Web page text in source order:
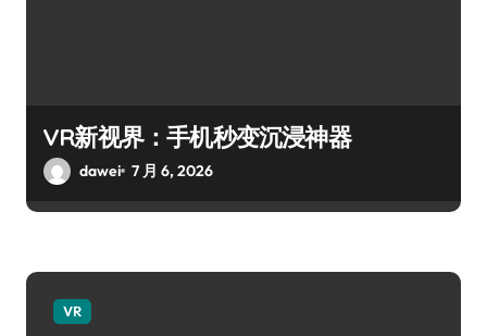
VR新视界：手机秒变沉浸神器
dawei 7 月 6, 2026
VR